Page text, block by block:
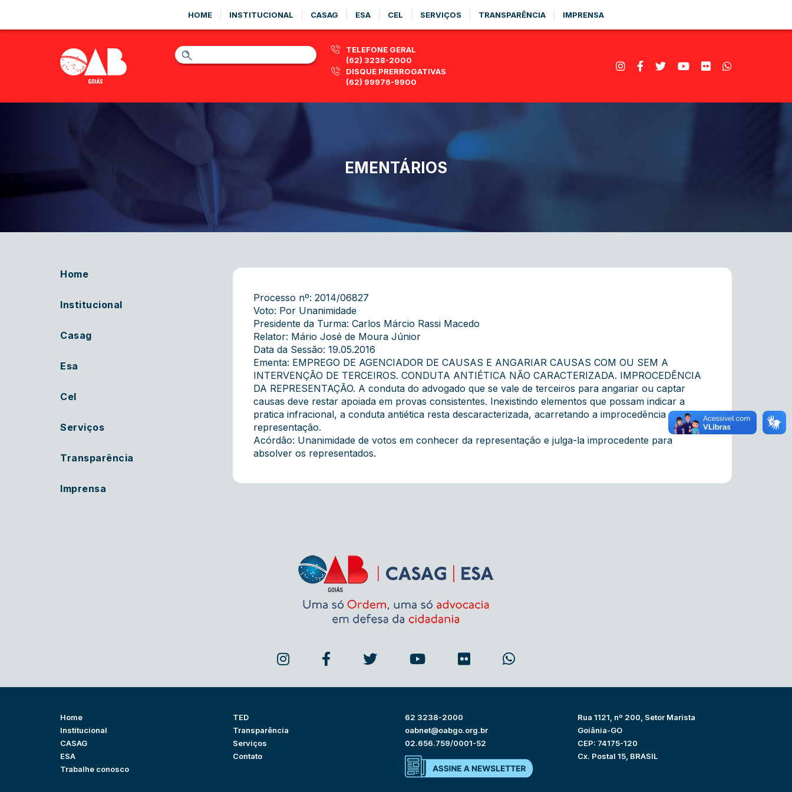
HOME INSTITUCIONAL CASAG ESA CEL SERVIÇOS TRANSPARÊNCIA IMPRENSA
TELEFONE GERAL
(62) 3238-2000
DISQUE PRERROGATIVAS
(62) 99976-9900
EMENTÁRIOS
Home
Institucional
Casag
Esa
Cel
Serviços
Transparência
Imprensa
Processo nº: 2014/06827
Voto: Por Unanimidade
Presidente da Turma: Carlos Márcio Rassi Macedo
Relator: Mário José de Moura Júnior
Data da Sessão: 19.05.2016
Ementa: EMPREGO DE AGENCIADOR DE CAUSAS E ANGARIAR CAUSAS COM OU SEM A
INTERVENÇÃO DE TERCEIROS. CONDUTA ANTIÉTICA NÃO CARACTERIZADA. IMPROCEDÊNCIA
DA REPRESENTAÇÃO. A conduta do advogado que se vale de terceiros para angariar ou captar
causas deve restar apoiada em provas consistentes. Inexistindo elementos que possam indicar a
pratica infracional, a conduta antiética resta descaracterizada, acarretando a improcedência da
representação.
Acórdão: Unanimidade de votos em conhecer da representação e julga-la improcedente para
absolver os representados.
Home
Institucional
CASAG
ESA
Trabalhe conosco
TED
Transparência
Serviços
Contato
62 3238-2000
oabnet@oabgo.org.br
02.656.759/0001-52
Rua 1121, nº 200, Setor Marista
Goiânia-GO
CEP: 74175-120
Cx. Postal 15, BRASIL